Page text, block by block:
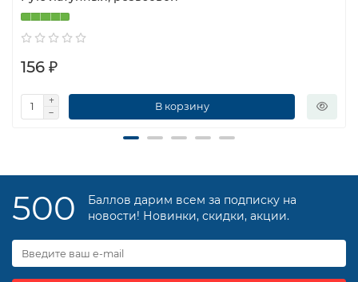
156 ₽
В корзину
500
Баллов дарим всем за подписку на
новости! Новинки, скидки, акции.